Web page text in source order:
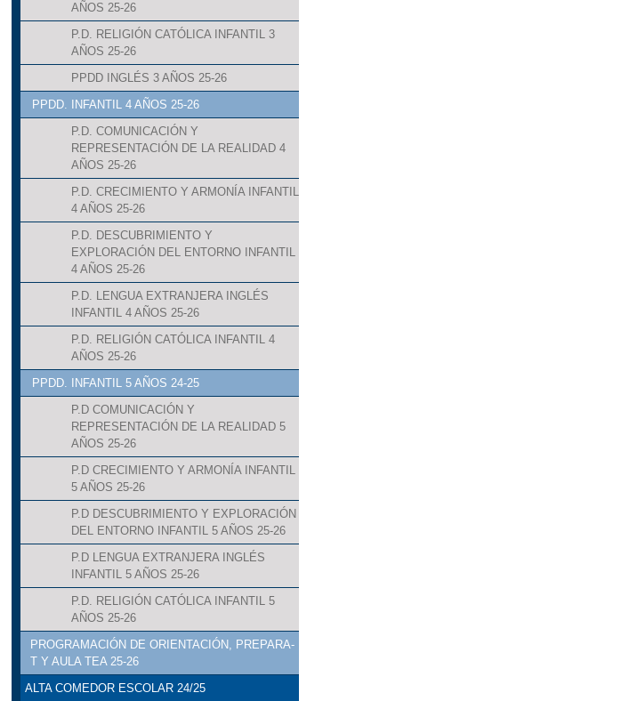
AÑOS 25-26
P.D. RELIGIÓN CATÓLICA INFANTIL 3
AÑOS 25-26
PPDD INGLÉS 3 AÑOS 25-26
PPDD. INFANTIL 4 AÑOS 25-26
P.D. COMUNICACIÓN Y
REPRESENTACIÓN DE LA REALIDAD 4
AÑOS 25-26
P.D. CRECIMIENTO Y ARMONÍA INFANTIL
4 AÑOS 25-26
P.D. DESCUBRIMIENTO Y
EXPLORACIÓN DEL ENTORNO INFANTIL
4 AÑOS 25-26
P.D. LENGUA EXTRANJERA INGLÉS
INFANTIL 4 AÑOS 25-26
P.D. RELIGIÓN CATÓLICA INFANTIL 4
AÑOS 25-26
PPDD. INFANTIL 5 AÑOS 24-25
P.D COMUNICACIÓN Y
REPRESENTACIÓN DE LA REALIDAD 5
AÑOS 25-26
P.D CRECIMIENTO Y ARMONÍA INFANTIL
5 AÑOS 25-26
P.D DESCUBRIMIENTO Y EXPLORACIÓN
DEL ENTORNO INFANTIL 5 AÑOS 25-26
P.D LENGUA EXTRANJERA INGLÉS
INFANTIL 5 AÑOS 25-26
P.D. RELIGIÓN CATÓLICA INFANTIL 5
AÑOS 25-26
PROGRAMACIÓN DE ORIENTACIÓN, PREPARA-
T Y AULA TEA 25-26
ALTA COMEDOR ESCOLAR 24/25